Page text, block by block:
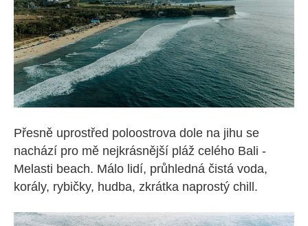
Přesně uprostřed poloostrova dole na jihu se
nachází pro mě nejkrásnější pláž celého Bali -
Melasti beach. Málo lidí, průhledná čistá voda,
korály, rybičky, hudba, zkrátka naprostý chill.